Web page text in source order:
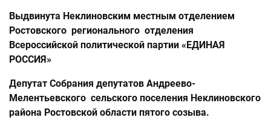
Выдвинута Неклиновским местным отделением
Ростовского регионального отделения
Всероссийской политической партии «ЕДИНАЯ
РОССИЯ»
Депутат Собрания депутатов Андреево-
Мелентьевского сельского поселения Неклиновского
района Ростовской области пятого созыва.